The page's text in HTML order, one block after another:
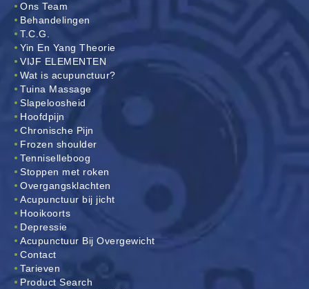
Ons Team
Behandelingen
T.C.G.
Yin En Yang Theorie
VIJF ELEMENTEN
Wat is acupunctuur?
Tuina Massage
Slapeloosheid
Hoofdpijn
Chronische Pijn
Frozen shoulder
Tenniselleboog
Stoppen met roken
Overgangsklachten
Acupunctuur bij jicht
Hooikoorts
Depressie
Acupunctuur Bij Overgewicht
Contact
Tarieven
Product Search